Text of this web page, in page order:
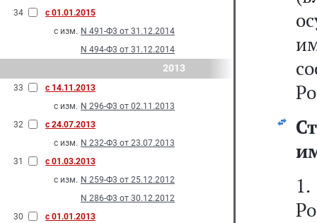
34
с 01.01.2015
с изм. N 491-Ф3 от 31.12.2014
N 494-Ф3 от 31.12.2014
2013
33
с 14.11.2013
с изм. N 296-Ф3 от 02.11.2013
32
с 24.07.2013
с изм. N 232-Ф3 от 23.07.2013
31
с 01.03.2013
с изм. N 259-Ф3 от 25.12.2012
N 286-Ф3 от 30.12.2012
30
с 01.01.2013